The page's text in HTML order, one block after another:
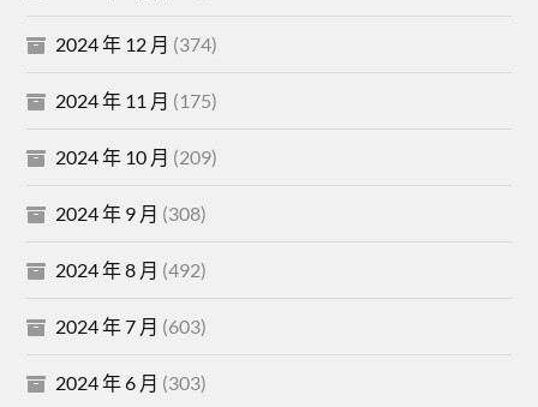
2024 年 12 月 (374)
2024 年 11 月 (175)
2024 年 10 月 (209)
2024 年 9 月 (308)
2024 年 8 月 (492)
2024 年 7 月 (603)
2024 年 6 月 (303)